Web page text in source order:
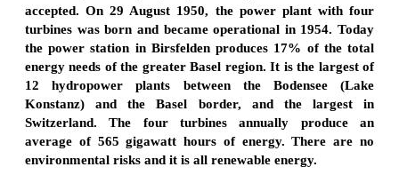
accepted. On 29 August 1950, the power plant with four
turbines was born and became operational in 1954. Today
the power station in Birsfelden produces 17% of the total
energy needs of the greater Basel region. It is the largest of
12 hydropower plants between the Bodensee (Lake
Konstanz) and the Basel border, and the largest in
Switzerland. The four turbines annually produce an
average of 565 gigawatt hours of energy. There are no
environmental risks and it is all renewable energy.